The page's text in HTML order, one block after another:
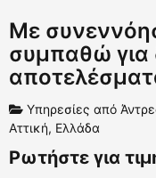
Με
συμπαθώ για
Υπηρεσίες από
Αττική, Ελλάδα
Ρωτήστε για